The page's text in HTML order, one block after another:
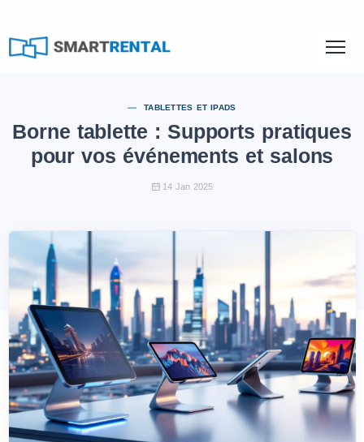
TABLETTES ET IPADS
Borne tablette : Supports pratiques
pour vos événements et salons
14 Jan 2025